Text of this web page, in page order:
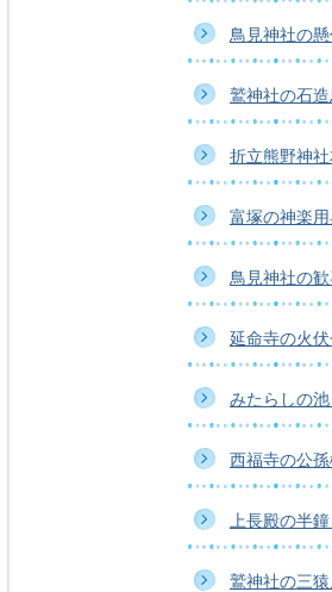
鳥見神社の懸
鷲神社の石造
折立熊野神社
富塚の神楽用
鳥見神社の歓
延命寺の火伏
みたらしの池
西福寺の公孫
上長殿の半
鷲神社の三猿